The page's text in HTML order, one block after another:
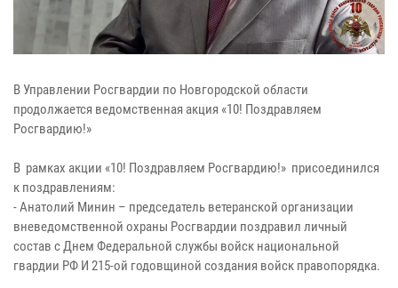
В Управлении Росгвардии по Новгородской области
продолжается ведомственная акция «10! Поздравляем
Росгвардию!»
В рамках акции «10! Поздравляем Росгвардию!» присоединился
к поздравлениям:
- Анатолий Минин – председатель ветеранской организации
вневедомственной охраны Росгвардии поздравил личный
состав с Днем Федеральной службы войск национальной
гвардии РФ И 215-ой годовщиной создания войск правопорядка.